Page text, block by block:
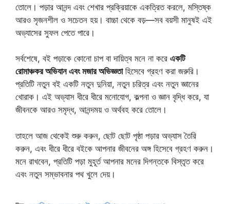
তোলে। পড়ার আনন্দ এবং শেখার প্রক্রিয়াকে একত্রিত করলে, মস্তিষ্ক
আরও সৃজনশীল ও সচেতন হয়। বাচ্চা থেকে বড়—সব বয়সী মানুষই এই
অভ্যাসের সুফল পেতে পারে।
সর্বশেষে, বই পড়াকে কোনো চাপ বা দায়িত্ব মনে না করে একটি
রোমাঞ্চকর অভিযান এবং মজার অভিজ্ঞতাহিসেবে গ্রহণ করা জরুরি।
প্রতিটি নতুন বই একটি নতুন দুনিয়া, নতুন চরিত্র এবং নতুন জ্ঞানের
খোরাক। এই অভ্যাস ধীরে ধীরে মনোযোগ, কল্পনা ও জ্ঞান বৃদ্ধি করে, যা
জীবনকে আরও সমৃদ্ধ, আনন্দময় ও অর্থবহ করে তোলে।
তাহলে আজ থেকেই শুরু করুন, ছোট ছোট পৃষ্ঠা পড়ার অভ্যাস তৈরি
করুন, এবং ধীরে ধীরে বইকে আপনার জীবনের অঙ্গ হিসেবে গ্রহণ করুন।
মনে রাখবেন, প্রতিটি পড়া মুহূর্ত আপনার মনের দিগন্তকে বিস্তৃত করে
এবং নতুন সম্ভাবনার পথ খুলে দেয়।